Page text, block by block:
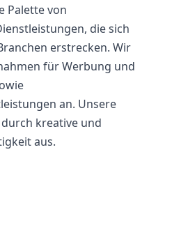
Palette von
die sich
erstrecken. Wir
für Werbung und
an. Unsere
kreative und
aus.